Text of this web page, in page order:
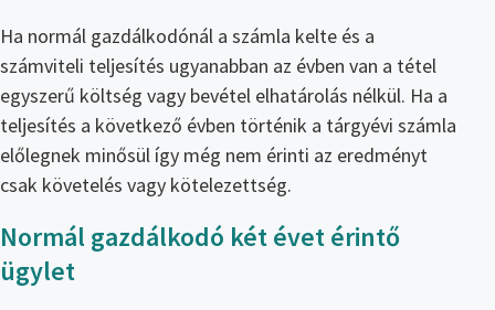
Ha normál gazdálkodónál a számla kelte és a
számviteli teljesítés ugyanabban az évben van a tétel
egyszerű költség vagy bevétel elhatárolás nélkül. Ha a
teljesítés a következő évben történik a tárgyévi számla
előlegnek minősül így még nem érinti az eredményt
csak követelés vagy kötelezettség.
Normál gazdálkodó két évet érintő
ügylet